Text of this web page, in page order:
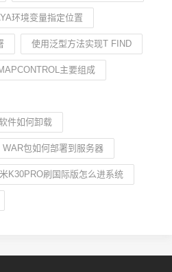
环境变量指定位置
使用泛型方法实现T FIND
主要组成
件如何卸载
WAR包如何部署到服务器
K30PRO刷国际版怎么进系统